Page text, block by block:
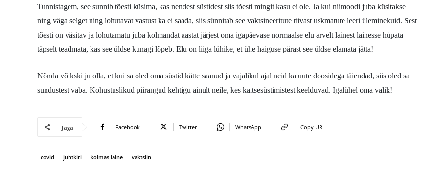
Tunnistagem, see sunnib tõesti küsima, kas nendest süstidest siis tõesti mingit kasu ei ole. Ja kui niimoodi juba küsitakse
ning väga selget ning lohutavat vastust ka ei saada, siis sünnitab see vaktsineeritute tiivast uskmatute leeri üleminekuid. Sest
tõesti on väsitav ja lohutamatu juba kolmandat aastat järjest oma igapäevase normaalse elu arvelt lainest lainesse hüpata
täpselt teadmata, kas see üldse kunagi lõpeb. Elu on liiga lühike, et ühe haiguse pärast see üldse elamata jätta!
Nõnda võikski ju olla, et kui sa oled oma süstid kätte saanud ja vajalikul ajal neid ka uute doosidega täiendad, siis oled sa
sundustest vaba. Kohustuslikud piirangud kehtigu ainult neile, kes kaitsesüstimistest keelduvad. Igalühel oma valik!
Jaga Facebook Twitter WhatsApp Copy URL
covid juhtkiri kolmas laine vaktsiin